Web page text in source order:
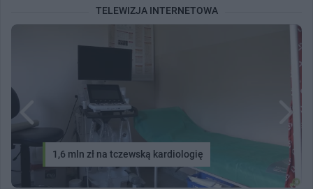
TELEWIZJA INTERNETOWA
1,6 mln zł na tczewską kardiologię